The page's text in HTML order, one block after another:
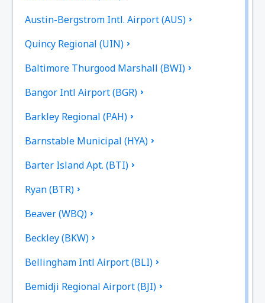
Austin-Bergstrom Intl. Airport (AUS)
Quincy Regional (UIN)
Baltimore Thurgood Marshall (BWI)
Bangor Intl Airport (BGR)
Barkley Regional (PAH)
Barnstable Municipal (HYA)
Barter Island Apt. (BTI)
Ryan (BTR)
Beaver (WBQ)
Beckley (BKW)
Bellingham Intl Airport (BLI)
Bemidji Regional Airport (BJI)